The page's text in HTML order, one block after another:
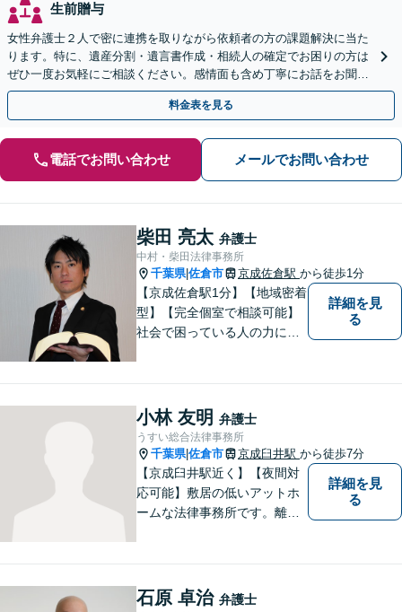
生前贈与
女性弁護士２人で密に連携を取りながら依頼者の方の課題解決に当た
ります。特に、遺産分割・遺言書作成・相続人の確定でお困りの方は
ぜひ一度お気軽にご相談ください。感情面も含め丁寧にお話をお聞き
します。
料金表を見る
電話でお問い合わせ メールでお問い合わせ
柴田 亮太 弁護士
中村・柴田法律事務所
千葉県|佐倉市 京成佐倉駅 から徒歩1分
【京成佐倉駅1分】【地域密着
型】【完全個室で相談可能】
社会で困っている人の力にな
相続、離婚・男女問題、交通
事故の案件を広く受け付けて
います。 ぜひご相談くださ
い。
詳細を見
る
小林 友明 弁護士
うすい総合法律事務所
千葉県|佐倉市 京成臼井駅 から徒歩7分
【京成臼井駅近く】【夜間対
応可能】敷居の低いアットホ
ームな法律事務所です。離婚
【地域に根差し他弁護士】的
詳細を見
る
石原 卓治 弁護士